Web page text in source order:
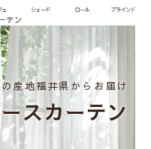
ェ シェード ロール ブラインド
テン
産地福井県からお届け
スカーテン